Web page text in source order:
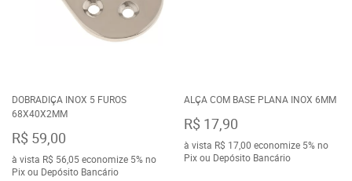
DOBRADIÇA INOX 5 FUROS
68X40X2MM
R$ 59,00
à vista R$ 56,05economize 5%no
Pix ou Depósito Bancário
ALÇA COM BASE PLANA INOX 6MM
R$ 17,90
à vista R$ 17,00 economize 5%no
Pix ou Depósito Bancário